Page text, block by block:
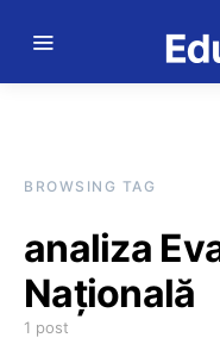
BROWSING TAG
analiza
Națională
1 post